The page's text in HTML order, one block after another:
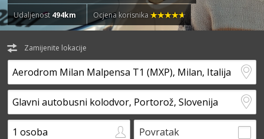
Udaljenost 494km Ocjena korisnika
Zamijenite lokacije
Povratak